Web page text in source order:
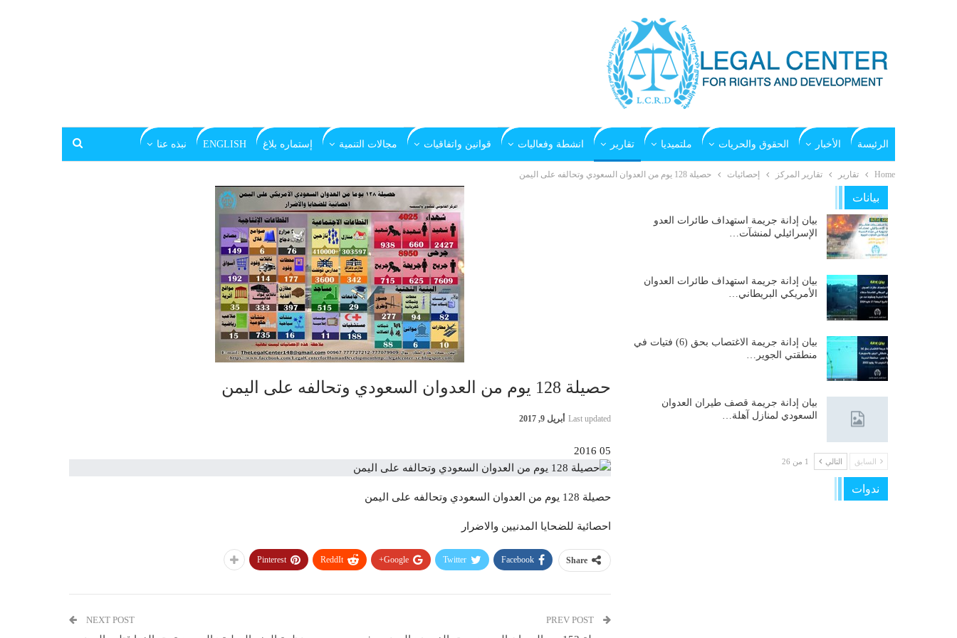
الرئيسة الأخبار الحقوق والحريات ملتميديا تقارير انشطة وفعاليات قوانين واتفاقيات مجالات التنمية إستماره بلاغ ENGLISH نبذه عنا
Home تقارير تقارير المركز إحصائيات حصيلة 128 يوم من العدوان السعودي وتحالفه على اليمن
حصيلة 128 يوم من العدوان السعودي وتحالفه على اليمن
Last updated أبريل 9, 2017
05 2016
حصيلة 128 يوم من العدوان السعودي وتحالفه على اليمن
احصائية للضحايا المدنيين والاضرار
Share
Facebook
Twitter
Google+
ReddIt
Pinterest
PREV POST
NEXT POST
بيانات
بيان إدانة جريمة استهداف طائرات العدو
الإسرائيلي لمنشآت…
بيان إدانة جريمة استهداف طائرات العدوان
الأمريكي البريطاني…
بيان إدانة جريمة الاغتصاب بحق (6) فتيات في
منطقتي الجوير…
بيان إدانة جريمة قصف طيران العدوان
السعودي لمنازل آهلة…
السابق التالي 1 من 26
ندوات